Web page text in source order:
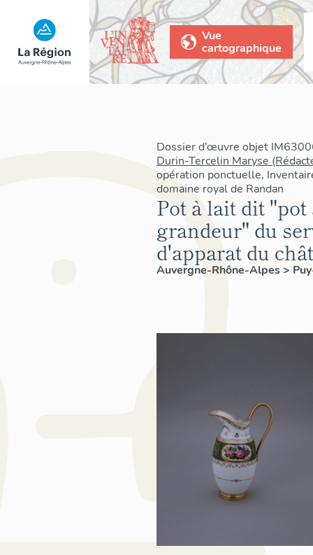
Vue
cartographique
Dossier d’œuvre objet
Durin-Tercelin Maryse
opération ponctuelle,
domaine royal de Randan
Pot à lait dit
grandeur" du
d'apparat du
Auvergne-Rhône-Alpes>